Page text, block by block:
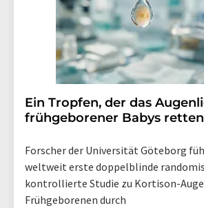
Ein Tropfen, der das
frühgeborener Babys
Forscher der Universität Göteborg
weltweit erste doppelblinde
kontrollierte Studie zu Kortison-
Frühgeborenen durch